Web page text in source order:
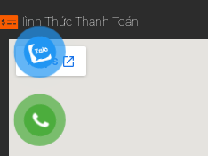
Hình Thức Thanh Toán